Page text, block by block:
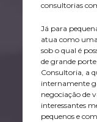
consultorias
Já para
atua como
sob o qual é
de grande porte
Consultoria, a
internamente
negociação de
interessantes
pequenos e